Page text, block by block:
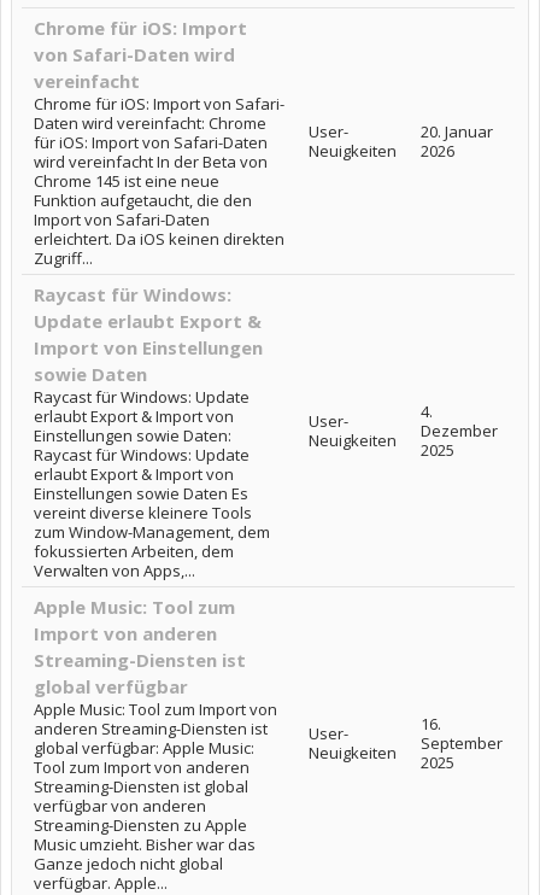
Chrome für iOS: Import
von Safari-Daten wird
vereinfacht
Chrome für iOS: Import von Safari-
Daten wird vereinfacht: Chrome
für iOS: Import von Safari-Daten
wird vereinfacht In der Beta von
Chrome 145 ist eine neue
Funktion aufgetaucht, die den
Import von Safari-Daten
erleichtert. Da iOS keinen direkten
Zugriff...
User-
Neuigkeiten
20. Januar
2026
Raycast für Windows:
Update erlaubt Export &
Import von Einstellungen
sowie Daten
Raycast für Windows: Update
erlaubt Export & Import von
Einstellungen sowie Daten:
Raycast für Windows: Update
erlaubt Export & Import von
Einstellungen sowie Daten Es
vereint diverse kleinere Tools
zum Window-Management, dem
fokussierten Arbeiten, dem
Verwalten von Apps,...
User-
Neuigkeiten
4.
Dezember
2025
Apple Music: Tool zum
Import von anderen
Streaming-Diensten ist
global verfügbar
Apple Music: Tool zum Import von
anderen Streaming-Diensten ist
global verfügbar: Apple Music:
Tool zum Import von anderen
Streaming-Diensten ist global
verfügbar von anderen
Streaming-Diensten zu Apple
Music umzieht. Bisher war das
Ganze jedoch nicht global
verfügbar. Apple...
User-
Neuigkeiten
16.
September
2025